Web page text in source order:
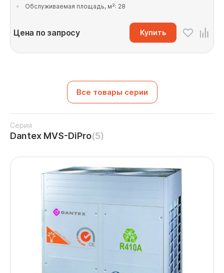
Обслуживаемая площадь, м²: 28
Цена по запросу Купить
Все товары серии
Серия
Dantex MVS-DiPro(5)